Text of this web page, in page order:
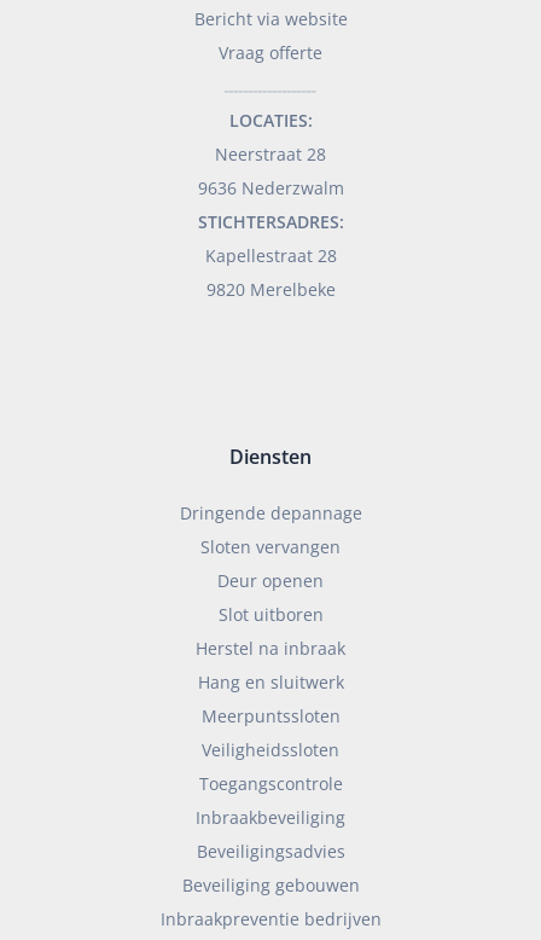
Bericht via website
Vraag offerte
LOCATIES:
Neerstraat 28
9636 Nederzwalm
STICHTERSADRES:
Kapellestraat 28
9820 Merelbeke
Diensten
Dringende depannage
Sloten vervangen
Deur openen
Slot uitboren
Herstel na inbraak
Hang en sluitwerk
Meerpuntssloten
Veiligheidssloten
Toegangscontrole
Inbraakbeveiliging
Beveiligingsadvies
Beveiliging gebouwen
Inbraakpreventie bedrijven